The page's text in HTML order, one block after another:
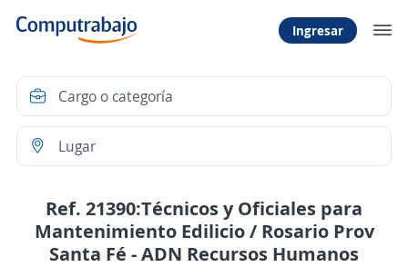
Ingresar
Ref. 21390:Técnicos y Oficiales para
Mantenimiento Edilicio / Rosario Prov
Santa Fé - ADN Recursos Humanos